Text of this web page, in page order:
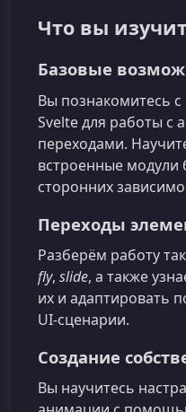
Что вы
Базовые
Вы познакомитесь
Svelte для работы с
переходами.
встроенные модули
сторонних
Переходы
Разберём работу
fly, slide, а также
их и адаптировать
UI‑сценарии.
Создание
Вы научитесь